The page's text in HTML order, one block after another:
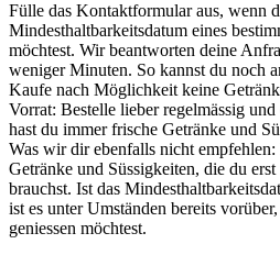
Fülle das Kontaktformular aus, wenn
Mindesthaltbarkeitsdatum eines
möchtest. Wir beantworten deine
weniger Minuten. So kannst du noch
Kaufe nach Möglichkeit keine
Vorrat: Bestelle lieber regelmässig
hast du immer frische Getränke und
Was wir dir ebenfalls nicht
Getränke und Süssigkeiten, die du
brauchst. Ist das
ist es unter Umständen bereits
geniessen möchtest.